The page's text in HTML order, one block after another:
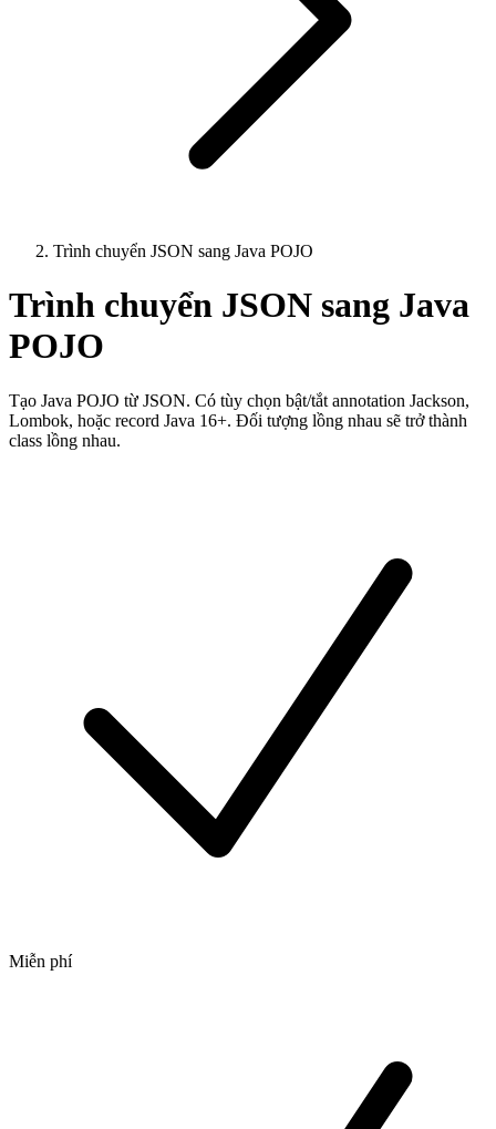
Trình chuyển JSON sang Java POJO
Trình chuyển JSON sang Java
POJO
Tạo Java POJO từ JSON. Có tùy chọn bật/tắt annotation Jackson,
Lombok, hoặc record Java 16+. Đối tượng lồng nhau sẽ trở thành
class lồng nhau.
Miễn phí